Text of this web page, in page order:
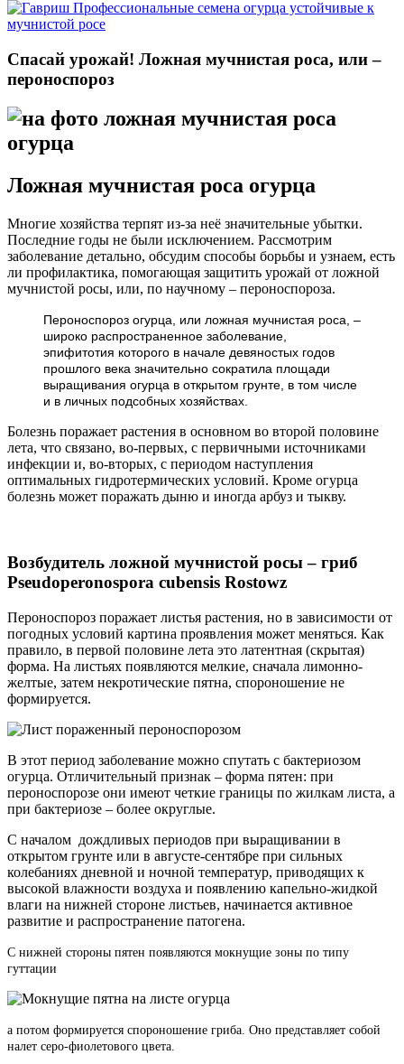
Спасай урожай! Ложная мучнистая роса, или –
пероноспороз
Ложная мучнистая роса огурца
Многие хозяйства терпят из-за неё значительные убытки.
Последние годы не были исключением. Рассмотрим
заболевание детально, обсудим способы борьбы и узнаем, есть
ли профилактика, помогающая защитить урожай от ложной
мучнистой росы, или, по научному – пероноспороза.
Пероноспороз огурца, или ложная мучнистая роса, –
широко распространенное заболевание,
эпифитотия которого в начале девяностых годов
прошлого века значительно сократила площади
выращивания огурца в открытом грунте, в том числе
и в личных подсобных хозяйствах.
Болезнь поражает растения в основном во второй половине
лета, что связано, во-первых, с первичными источниками
инфекции и, во-вторых, с периодом наступления
оптимальных гидротермических условий. Кроме огурца
болезнь может поражать дыню и иногда арбуз и тыкву.
Возбудитель ложной мучнистой росы – гриб
Pseudoperonospora cubensis Rostowz
Пероноспороз поражает листья растения, но в зависимости от
погодных условий картина проявления может меняться. Как
правило, в первой половине лета это латентная (скрытая)
форма. На листьях появляются мелкие, сначала лимонно-
желтые, затем некротические пятна, спороношение не
формируется.
В этот период заболевание можно спутать с бактериозом
огурца. Отличительный признак – форма пятен: при
пероноспорозе они имеют четкие границы по жилкам листа, а
при бактериозе – более округлые.
С началом дождливых периодов при выращивании в
открытом грунте или в августе-сентябре при сильных
колебаниях дневной и ночной температур, приводящих к
высокой влажности воздуха и появлению капельно-жидкой
влаги на нижней стороне листьев, начинается активное
развитие и распространение патогена.
С нижней стороны пятен появляются мокнущие зоны по типу
гуттации
а потом формируется спороношение гриба. Оно представляет собой
налет серо-фиолетового цвета.